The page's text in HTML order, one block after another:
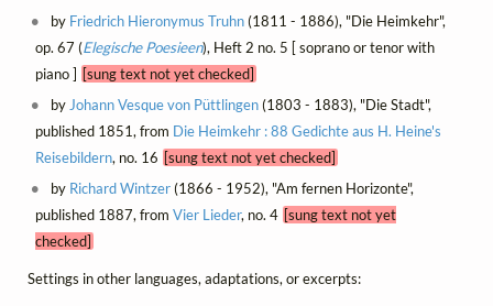
by Friedrich Hieronymus Truhn(1811 - 1886), "Die Heimkehr",
op. 67 (Elegische Poesieen), Heft 2 no. 5 [ soprano or tenor with
piano ] [sung text not yet checked]
by Johann Vesque von Püttlingen(1803 - 1883), "Die Stadt",
published 1851, from Die Heimkehr : 88 Gedichte aus H. Heine's
Reisebildern, no. 16 [sung text not yet checked]
by Richard Wintzer(1866 - 1952), "Am fernen Horizonte",
published 1887, from Vier Lieder, no. 4 [sung text not yet
checked]
Settings in other languages, adaptations, or excerpts: